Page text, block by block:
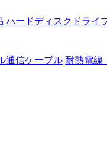
ハードディスクドライ
通信ケーブル 耐熱電線